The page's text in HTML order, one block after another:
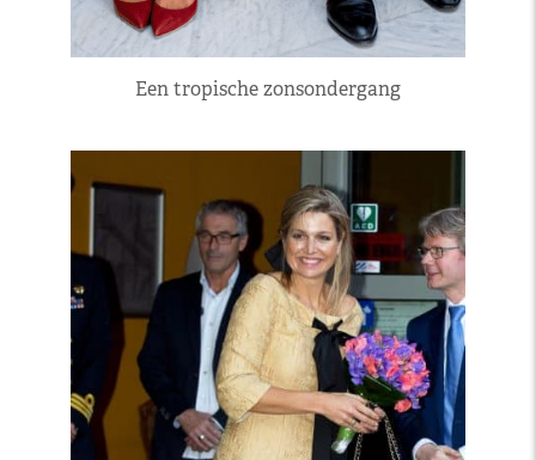
Een tropische zonsondergang